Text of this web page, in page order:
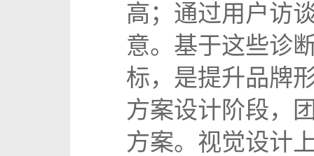
高；通过用户访
意。基于这些诊
标，是提升品牌
方案设计阶段，
方案。视觉设计